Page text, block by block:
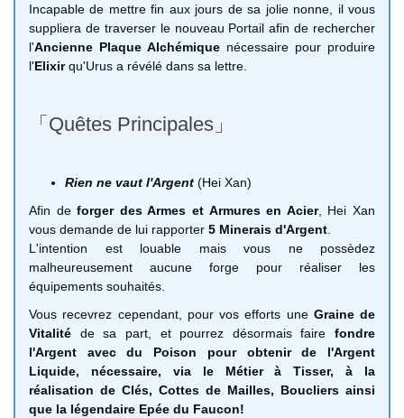
Incapable de mettre fin aux jours de sa jolie nonne, il vous
suppliera de traverser le nouveau Portail afin de rechercher
l'Ancienne Plaque Alchémique nécessaire pour produire
l'Elixirqu'Urus a révélé dans sa lettre.
「Quêtes Principales」
Rien ne vaut l'Argent (Hei Xan)
Afin deforger des Armes et Armures en Acier, Hei Xan
vous demande de lui rapporter 5 Minerais d'Argent
L'intention est louable mais vous ne possèdez
malheureusement aucune forge pour réaliser les
équipements souhaités.
Vous recevrez cependant, pour vos efforts une Graine de
Vitalité de sa part, et pourrez désormais faire fondre
l'Argent avec du Poison pour obtenir de l'Argent
Liquide, nécessaire, via le Métier à Tisser, à la
réalisation de Clés, Cottes de Mailles, Boucliers ainsi
que la légendaire Epée du Faucon!